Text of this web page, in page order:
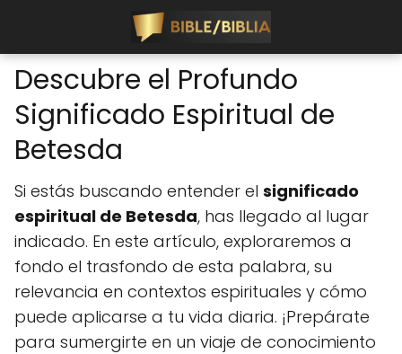
Descubre el Profundo
Significado Espiritual de
Betesda
Si estás buscando entender el significado
espiritual de Betesda, has llegado al lugar
indicado. En este artículo, exploraremos a
fondo el trasfondo de esta palabra, su
relevancia en contextos espirituales y cómo
puede aplicarse a tu vida diaria. ¡Prepárate
para sumergirte en un viaje de conocimiento